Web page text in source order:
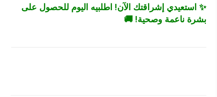
✨ استعيدي إشراقتك الآن! اطلبيه اليوم للحصول على
بشرة ناعمة وصحية! 🚚